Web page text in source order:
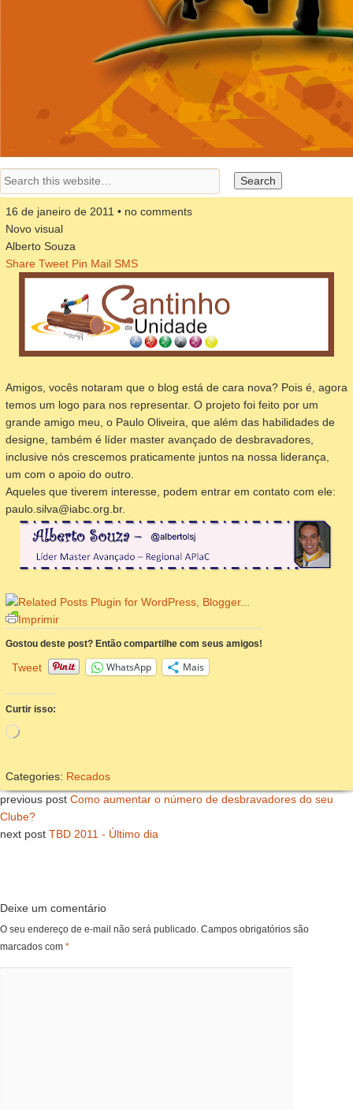
16 de janeiro de 2011 • no comments
Novo visual
Alberto Souza
Share Tweet Pin Mail SMS
Amigos, vocês notaram que o blog está de cara nova? Pois é, agora
temos um logo para nos representar. O projeto foi feito por um
grande amigo meu, o Paulo Oliveira, que além das habilidades de
designe, também é líder master avançado de desbravadores,
inclusive nós crescemos praticamente juntos na nossa liderança,
um com o apoio do outro.
Aqueles que tiverem interesse, podem entrar em contato com ele:
paulo.silva@iabc.org.br.
Imprimir
Gostou deste post? Então compartilhe com seus amigos!
Tweet WhatsApp Mais
Curtir isso:
Carregando...
Categories: Recados
previous post Como aumentar o número de desbravadores do seu
Clube?
next post TBD 2011 - Último dia
Deixe um comentário
O seu endereço de e-mail não será publicado. Campos obrigatórios são
marcados com *